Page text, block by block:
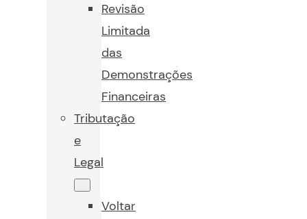
Revisão
Limitada
das
Demonstrações
Financeiras
Tributação
e
Legal
Voltar